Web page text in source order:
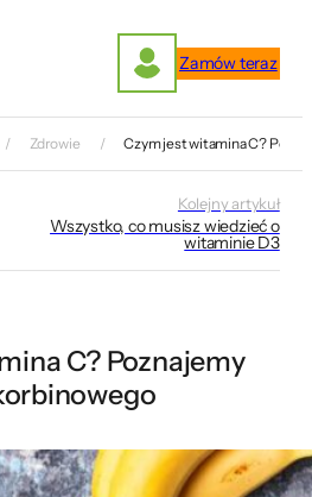
Zamów teraz
Zdrowie Czym jest witamina C?
Kolejny artykuł
Wszystko, co musisz wiedzieć o
witaminie D3
C? Poznajemy